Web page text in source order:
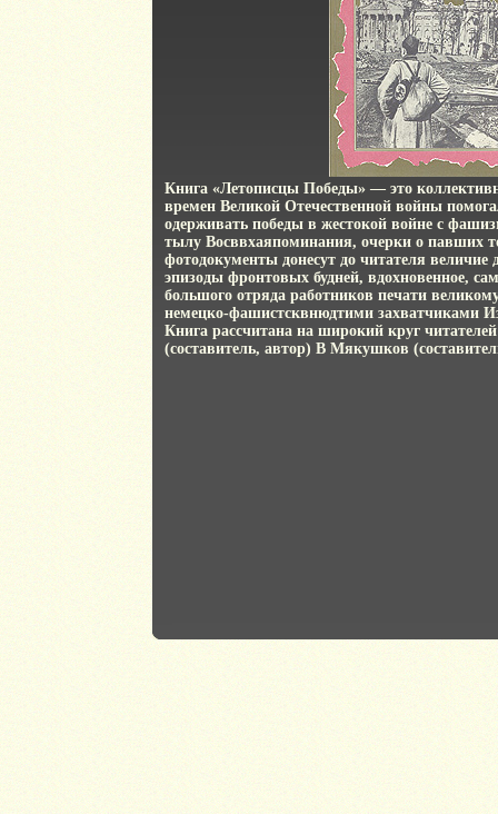
Книга «Летописцы Победы» — это
времен Великой Отечественной войны
одерживать победы в жестокой войне с
тылу Восввхаяпоминания, очерки о павших
фотодокументы донесут до читателя величие
эпизоды фронтовых будней, вдохновенное,
большого отряда работников печати
немецко-фашистсквнюдтими захватчиками
Книга рассчитана на широкий круг
(составитель, автор) В Мякушков